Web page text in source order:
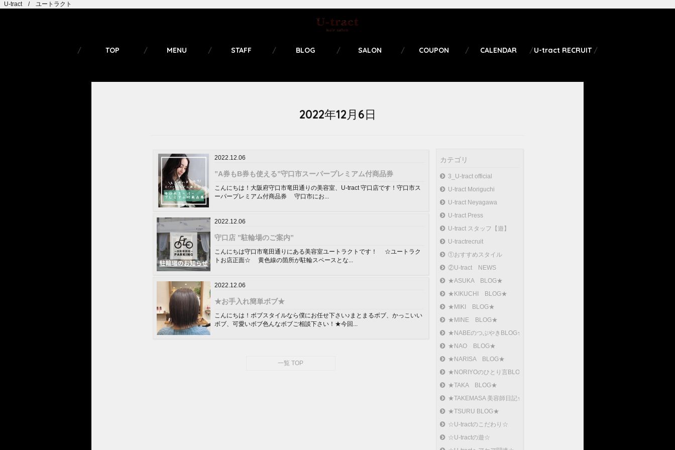
U-tract / ユートラクト
TOP MENU STAFF BLOG SALON COUPON CALENDAR U-tract RECRUIT
2022年12月6日
2022.12.06
”A券もB券も使える”守口市スーパープレミアム付商品券
こんにちは！大阪府守口市竜田通りの美容室、U-tract 守口店です！守口市ス
ーパープレミアム付商品券 守口市にお...
2022.12.06
守口店 ”駐輪場のご案内”
こんにちは守口市竜田通りにある美容室ユートラクトです！ ☆ユートラク
トお店正面☆ 黄色線の箇所が駐輪スペースとな...
2022.12.06
★お手入れ簡単ボブ★
こんにちは！ボブスタイルなら僕にお任せ下さい♪まとまるボブ、かっこいい
ボブ、可愛いボブ色んなボブご相談下さい！★今回...
一覧 TOP
カテゴリ
3_U-tract official
U-tract Moriguchi
U-tract Neyagawa
U-tract Press
U-tract スタッフ【遊】
U-tractrecruit
①おすすめスタイル
②U-tract NEWS
★ASUKA BLOG★
★KIKUCHI BLOG★
★MIKI BLOG★
★MINE BLOG★
★NABEのつぶやきBLOG★
★NAO BLOG★
★NARISA BLOG★
★NORIYOのひとり言BLOG
★TAKA BLOG★
★TAKEMASA 美容師日記★
★TSURU BLOG★
☆U-tractのこだわり☆
☆U-tractの遊☆